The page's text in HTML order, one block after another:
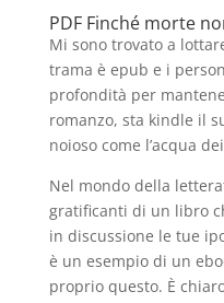
PDF Finché morte
Mi sono trovato a
trama è epub e i
profondità per
romanzo, sta kindle il
noioso come l’acqua
Nel mondo della
gratificanti di un libro
in discussione le tue
è un esempio di un
proprio questo. È